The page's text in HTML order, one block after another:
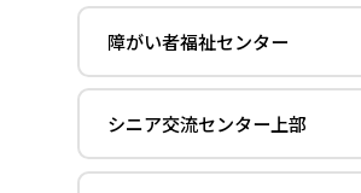
障がい者福祉センター
シニア交流センター上部